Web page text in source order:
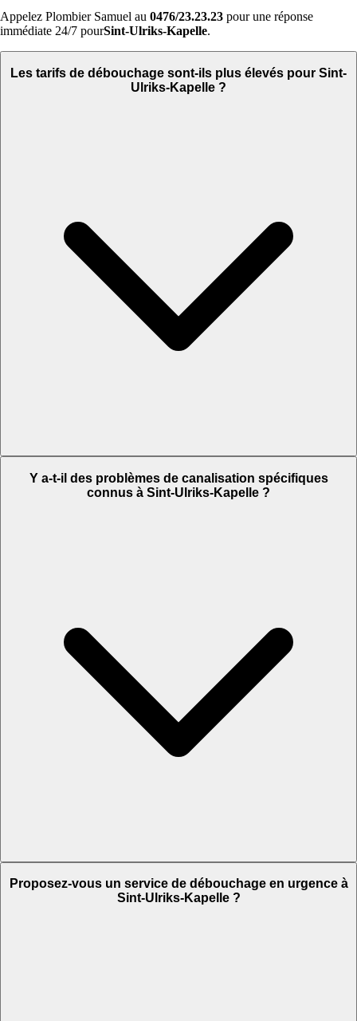
Appelez Plombier Samuel au 0476/23.23.23 pour une réponse
immédiate 24/7 pourSint-Ulriks-Kapelle.
Les tarifs de débouchage sont-ils plus élevés pour Sint-
Ulriks-Kapelle ?
Y a-t-il des problèmes de canalisation spécifiques
connus à Sint-Ulriks-Kapelle ?
Proposez-vous un service de débouchage en urgence à
Sint-Ulriks-Kapelle ?